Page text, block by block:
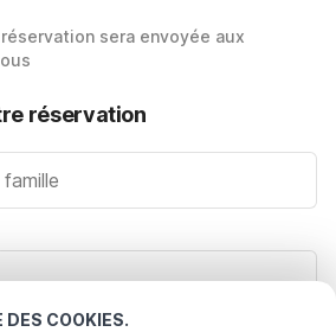
DES COOKIES.
sera envoyée aux
réservation